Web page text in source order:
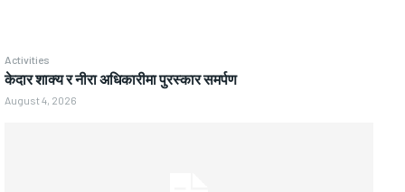
Activities
केदार शाक्य र नीरा अधिकारीमा पुरस्कार समर्पण
August 4, 2026